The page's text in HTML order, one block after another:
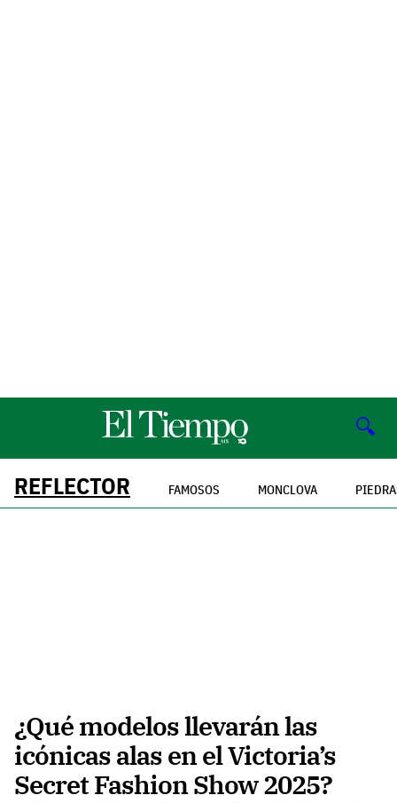
🔍
REFLECTOR FAMOSOS MONCLOVA
¿Qué modelos llevarán las
icónicas alas en el Victoria’s
Secret Fashion Show 2025?